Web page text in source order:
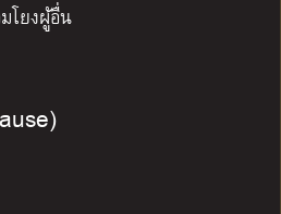
โยงผู้อื่น